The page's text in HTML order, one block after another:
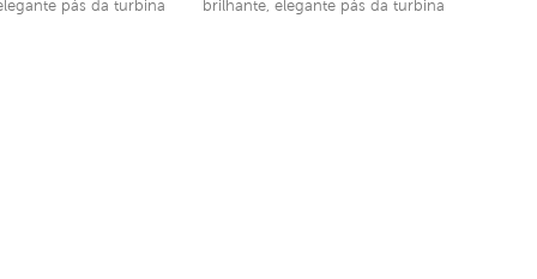
pás da turbina
brilhante, elegante pás da turbina